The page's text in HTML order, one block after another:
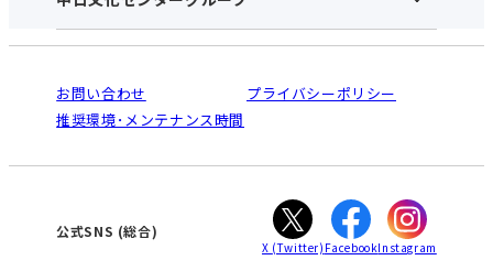
お申し込みの流れ
入会と受講のご案内
中日文化センターとは
受講規約・会員特典
ご利用ガイド
オンライン講座受講の手順
WEBサイトのよくある質問
南大高
犬山
高蔵寺
大垣
津
お問い合わせ
プライバシーポリシー
推奨環境･メンテナンス時間
公式SNS (総合)
X (Twitter) FacebookInstagram